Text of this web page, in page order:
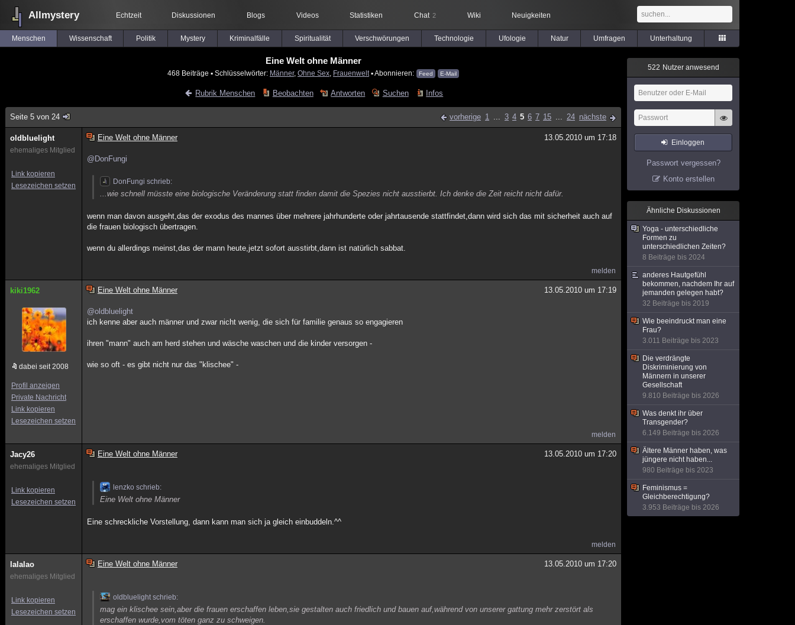
Allmystery Echtzeit Diskussionen Blogs Videos Statistiken Chat 2 Wiki Neuigkeiten
Menschen Wissenschaft Politik Mystery Kriminalfälle Spiritualität Verschwörungen Technologie Ufologie Natur Umfragen Unterhaltung
Eine Welt ohne Männer
468 Beiträge ▪ Schlüsselwörter: Männer, Ohne Sex Frauenwelt ▪ Abonnieren: Feed E-Mail
Rubrik Menschen Beobachten Antworten Suchen Infos
Seite 5 von 24 vorherige 1 ... 3 4 5 6 7 15 ... 24 nächste
oldbluelight
ehemaliges Mitglied
Link kopieren
Lesezeichen setzen
Eine Welt ohne Männer 13.05.2010 um 17:18
@DonFungi
DonFungi schrieb:
...wie schnell müsste eine biologische Veränderung statt finden damit die Spezies nicht ausstierbt. Ich denke die Zeit reicht nicht dafür.
wenn man davon ausgeht,das der exodus des mannes über mehrere jahrhunderte oder jahrtausende stattfindet,dann wird sich das mit sicherheit auch auf
die frauen biologisch übertragen.
wenn du allerdings meinst,das der mann heute,jetzt sofort ausstirbt,dann ist natürlich sabbat.
melden
kiki1962
dabei seit 2008
Profil anzeigen
Private Nachricht
Link kopieren
Lesezeichen setzen
Eine Welt ohne Männer 13.05.2010 um 17:19
@oldbluelight
ich kenne aber auch männer und zwar nicht wenig, die sich für familie genaus so engagieren
ihren "mann" auch am herd stehen und wäsche waschen und die kinder versorgen -
wie so oft - es gibt nicht nur das "klischee" -
melden
Jacy26
ehemaliges Mitglied
Link kopieren
Lesezeichen setzen
Eine Welt ohne Männer 13.05.2010 um 17:20
lenzko schrieb:
Eine Welt ohne Männer
Eine schreckliche Vorstellung, dann kann man sich ja gleich einbuddeln.^^
melden
lalalao
ehemaliges Mitglied
Link kopieren
Lesezeichen setzen
Eine Welt ohne Männer 13.05.2010 um 17:20
oldbluelight schrieb:
mag ein klischee sein,aber die frauen erschaffen leben,sie gestalten auch friedlich und bauen auf,während von unserer gattung mehr zerstört als
erschaffen wurde,vom töten ganz zu schweigen.
522 Nutzer anwesend
Einloggen
Passwort vergessen?
Konto erstellen
Ähnliche Diskussionen
Yoga - unterschiedliche
Formen zu
unterschiedlichen Zeiten?
8 Beiträge bis 2024
anderes Hautgefühl
bekommen, nachdem Ihr auf
jemanden gelegen habt?
32 Beiträge bis 2019
Wie beeindruckt man eine
Frau?
3.011 Beiträge bis 2023
Die verdrängte
Diskriminierung von
Männern in unserer
Gesellschaft
9.810 Beiträge bis 2026
Was denkt ihr über
Transgender?
6.149 Beiträge bis 2026
Ältere Männer haben, was
jüngere nicht haben...
980 Beiträge bis 2023
Feminismus =
Gleichberechtigung?
3.953 Beiträge bis 2026